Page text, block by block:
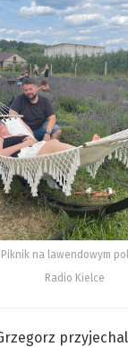
na lawendowym
Radio Kielce